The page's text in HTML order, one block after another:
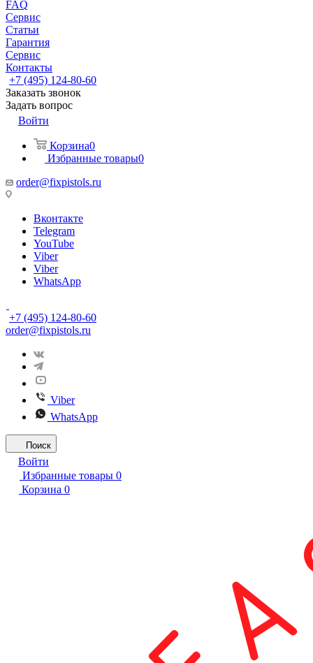
FAQ
Сервис
Статьи
Гарантия
Сервис
Контакты
+7 (495) 124-80-60
Заказать звонок
Задать вопрос
Войти
Корзина0
Избранные товары0
order@fixpistols.ru
Вконтакте
Telegram
YouTube
Viber
Viber
WhatsApp
+7 (495) 124-80-60
order@fixpistols.ru
Viber
WhatsApp
Поиск
Войти
Избранные товары 0
Корзина 0